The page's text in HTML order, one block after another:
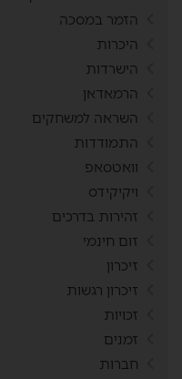
הזמר במסכה
היכרות
הישרדות
הרמאדאן
השראה למשחקים
התמודדות
וואטסאפ
ויקיקידס
זהירות בדרכים
זום חינמי
זיכרון
זיכרון רגשות
זכויות
זמנים
חברות